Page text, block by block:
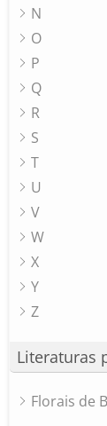
N
O
P
Q
R
S
T
U
V
W
X
Y
Z
Literaturas
Florais de